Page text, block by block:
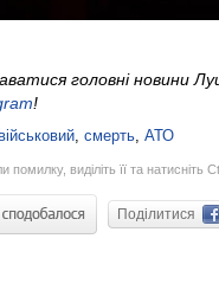
головні новини
!
військовий, смерть, АТО
виділіть її та
Поділитися